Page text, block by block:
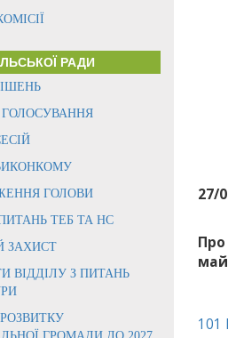
РАДИ
ГОЛОВИ
ТЕБ ТА НС
ЗАХИСТ
ВІДДІЛУ З ПИТАНЬ
РОЗВИТКУ
27/
101